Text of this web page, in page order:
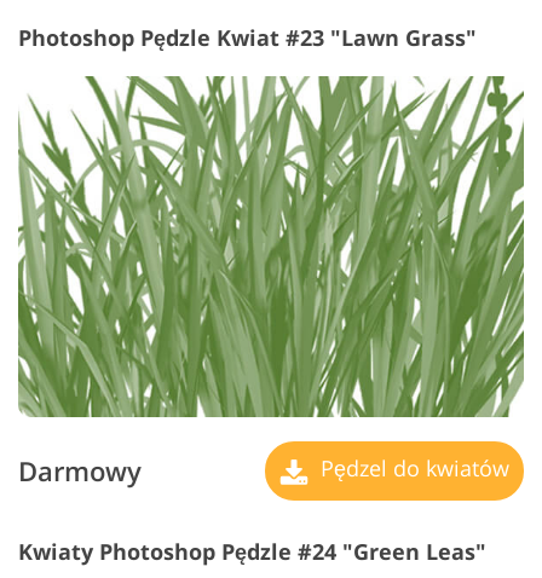
Photoshop Pędzle Kwiat #23 "Lawn Grass"
Darmowy Pędzel do kwiatów
Kwiaty Photoshop Pędzle #24 "Green Leas"